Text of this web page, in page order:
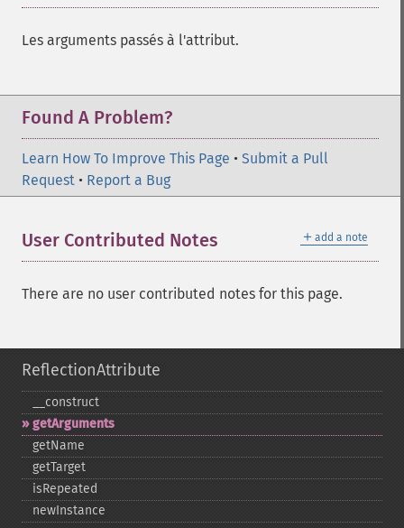
Les arguments passés à l'attribut.
Found A Problem?
Learn How To Improve This Page • Submit a Pull
Request • Report a Bug
＋ add a note
User Contributed Notes
There are no user contributed notes for this page.
ReflectionAttribute
_​_​construct
getArguments
getName
getTarget
isRepeated
newInstance